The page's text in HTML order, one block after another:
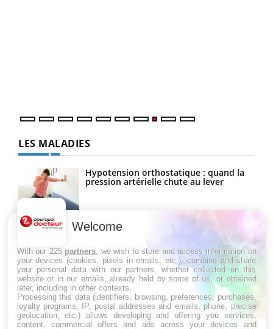
LES MALADIES
Hypotension orthostatique : quand la
pression artérielle chute au lever
Drépanocytose : une déformation des
globules rouges aux conséquences
Maladie de Charcot (Sclérose latérale
amyotrophique)
Welcome
With our 225 partners , we wish to store and access information on
your devices (cookies, pixels in emails, etc.), combine and share
your personal data with our partners, whether collected on this
website or in our emails, already held by some of us, or obtained
later, including in other contexts.
Processing this data (identifiers, browsing, preferences, purchases,
loyalty programs, IP, postal addresses and emails, phone, precise
geolocation, etc.) allows developing and offering you services,
content, commercial offers and ads across your devices and